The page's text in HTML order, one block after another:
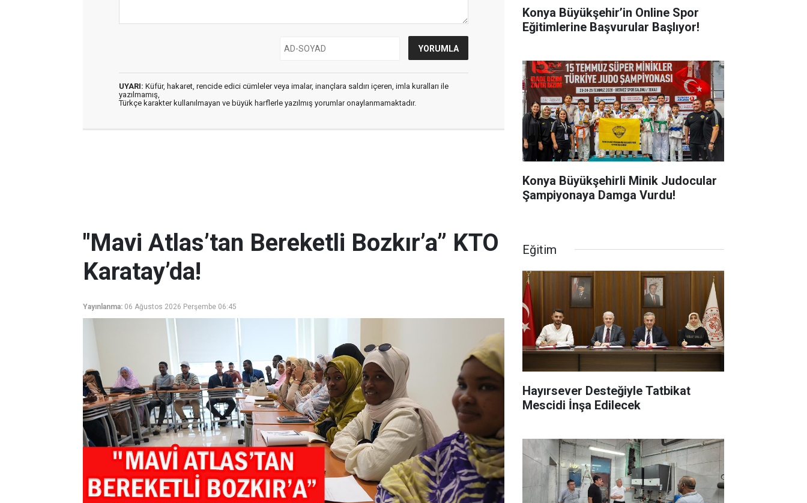
UYARI: Küfür, hakaret, rencide edici cümleler veya imalar, inançlara saldırı içeren, imla kuralları ile
yazılmamış,
Türkçe karakter kullanılmayan ve büyük harflerle yazılmış yorumlar onaylanmamaktadır.
Konya Büyükşehir’in Online Spor
Eğitimlerine Başvurular Başlıyor!
Konya Büyükşehirli Minik Judocular
Şampiyonaya Damga Vurdu!
"Mavi Atlas’tan Bereketli Bozkır’a” KTO
Karatay’da!
Yayınlanma: 06 Ağustos 2026 Perşembe 06:45
Eğitim
Hayırsever Desteğiyle Tatbikat
Mescidi İnşa Edilecek